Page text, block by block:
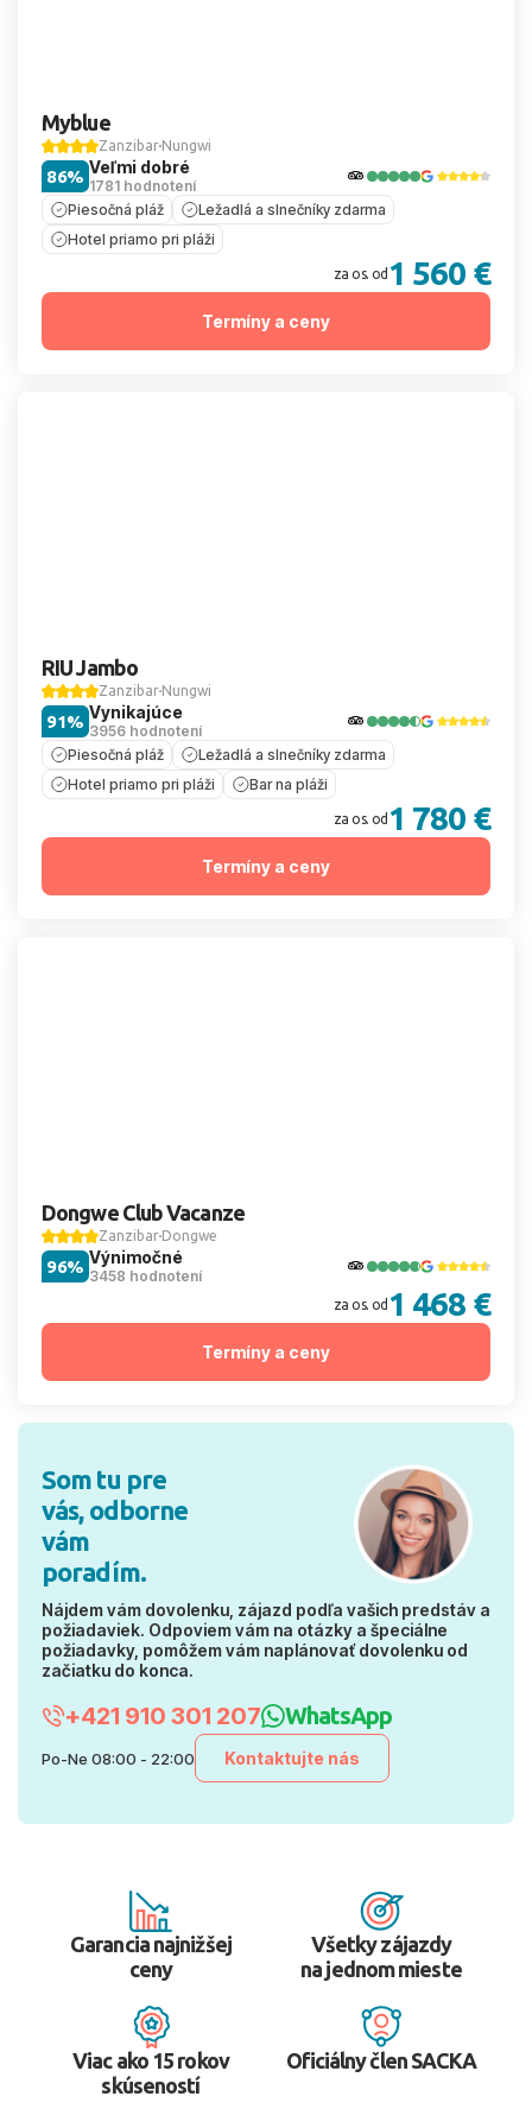
Myblue
Zanzibar Nungwi
Veľmi dobré
1781 hodnotení
86%
Piesočná pláž
Ležadlá a slnečníky zdarma
Hotel priamo pri pláži
za os. od 1 560 €
Termíny a ceny
RIU Jambo
Zanzibar Nungwi
Vynikajúce
3956 hodnotení
91%
Piesočná pláž
Ležadlá a slnečníky zdarma
Hotel priamo pri pláži
Bar na pláži
za os. od 1 780 €
Termíny a ceny
Dongwe Club Vacanze
Zanzibar Dongwe
Výnimočné
3458 hodnotení
96%
za os. od 1 468 €
Termíny a ceny
Som tu pre
vás, odborne
vám
poradím.
Nájdem vám dovolenku, zájazd podľa vašich predstáv a
požiadaviek. Odpoviem vám na otázky a špeciálne
požiadavky, pomôžem vám naplánovať dovolenku od
začiatku do konca.
+421 910 301 207 WhatsApp
Po-Ne 08:00 - 22:00 Kontaktujte nás
Garancia najnižšej
ceny
Všetky zájazdy
na jednom mieste
Viac ako 15 rokov
skúseností
Oficiálny člen SACKA